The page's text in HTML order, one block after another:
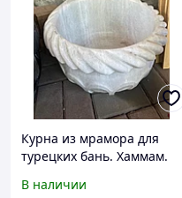
Курна из мрамора для
турецких бань. Хаммам.
В наличии